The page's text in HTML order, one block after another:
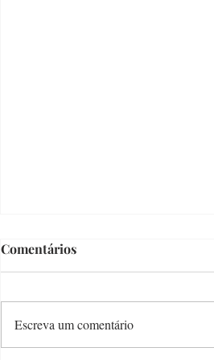
Comentários
Escreva um comentário